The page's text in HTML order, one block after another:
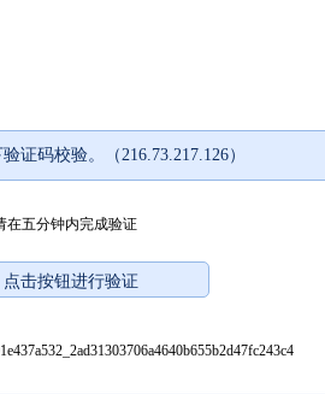
证码校验。（216.73.217.126）
在五分钟内完成验证